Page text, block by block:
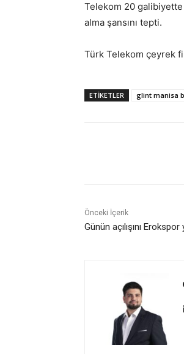
Telekom 20
alma şansını tepti.
Türk Telekom çeyrek
ETIKETLER glint manisa
Önceki İçerik
Günün açılışını Erokspor